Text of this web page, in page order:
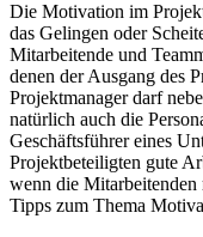
Die Motivation im
das Gelingen oder
Mitarbeitende und
denen der Ausgang des
Projektmanager darf
natürlich auch die
Geschäftsführer eines
Projektbeteiligten gute
wenn die
Tipps zum Thema